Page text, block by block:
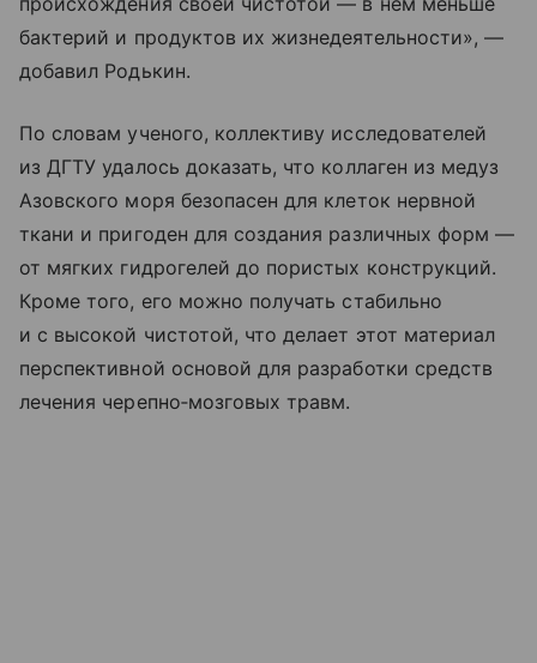
бактерий и продуктов их жизнедеятельности», —
добавил Родькин.
По словам ученого, коллективу исследователей
из ДГТУ удалось доказать, что коллаген из медуз
Азовского моря безопасен для клеток нервной
ткани и пригоден для создания различных форм —
от мягких гидрогелей до пористых конструкций.
Кроме того, его можно получать стабильно
и с высокой чистотой, что делает этот материал
перспективной основой для разработки средств
лечения черепно‑мозговых травм.